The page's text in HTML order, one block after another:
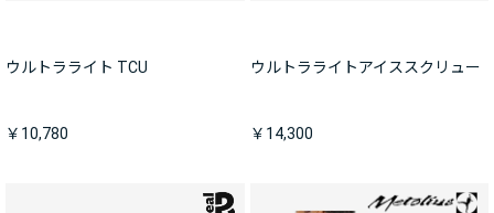
ウルトラライト TCU
￥10,780
ウルトラライトアイススクリュー
￥14,300